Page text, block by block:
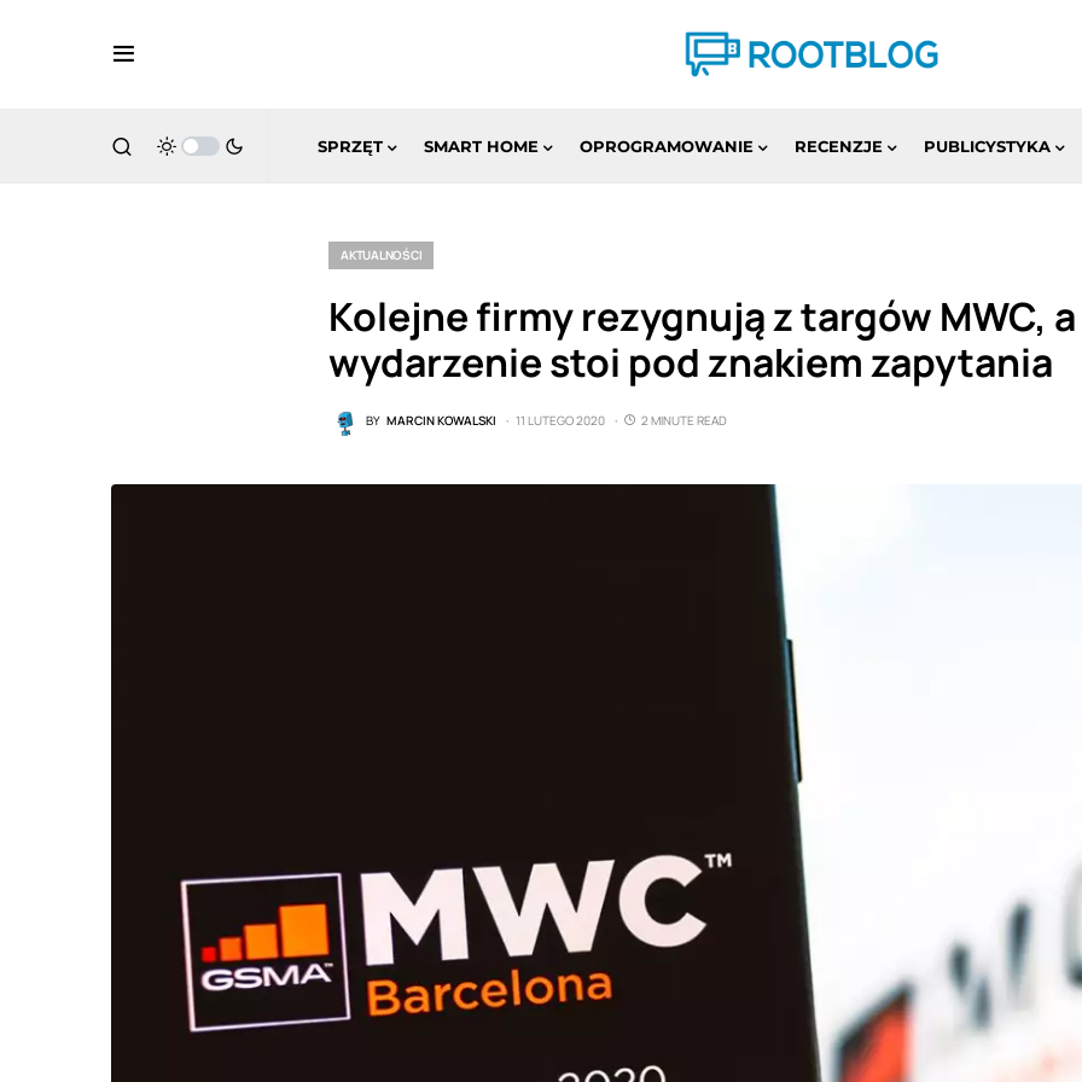
SPRZĘT SMART HOME OPROGRAMOWANIE RECENZJE PUBLICYSTYKA
AKTUALNOŚCI
Kolejne firmy rezygnują z targów MWC,
wydarzenie stoi pod znakiem zapytania
BY MARCIN KOWALSKI 11 LUTEGO 2020 2 MINUTE READ